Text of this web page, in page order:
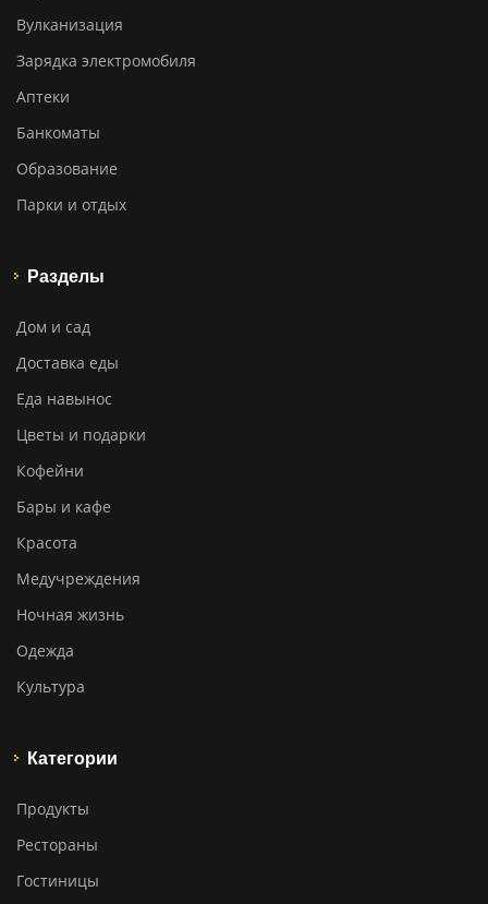
Вулканизация
Зарядка электромобиля
Аптеки
Банкоматы
Образование
Парки и отдых
Разделы
Дом и сад
Доставка еды
Еда навынос
Цветы и подарки
Кофейни
Бары и кафе
Красота
Медучреждения
Ночная жизнь
Одежда
Культура
Категории
Продукты
Рестораны
Гостиницы